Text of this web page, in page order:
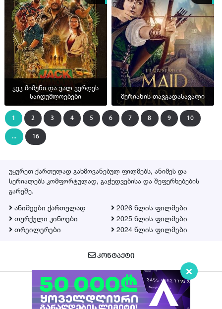
ჯეკ მიმუნი და ვალ ვერდეს
საიდუმლოებები
მერიანის თავგადასავალი
1 2 3 4 5 6 7 8 9 10
... 16
უყურეთ ქართულად გახმოვანებულ ფილმებს, ანიმეს და
სერიალებს კომფორტულად, გაჭედვებისა და შეფერხებების
გარეშე.
ანიმეები ქართულად
თურქული კინოები
თრეილერები
2026 წლის ფილმები
2025 წლის ფილმები
2024 წლის ფილმები
ᲙᲝᲜᲢᲐᲥᲢᲘ
Qartulad.in © 2026